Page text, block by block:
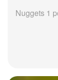
Nuggets 1